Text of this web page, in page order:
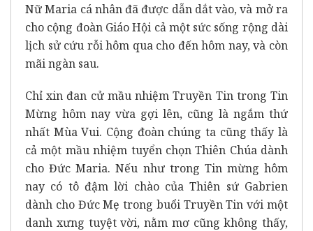
Nữ Maria cá nhân đã được dẫn dắt vào, và mở ra
cho cộng đoàn Giáo Hội cả một sức sống rộng dài
lịch sử cứu rỗi hôm qua cho đến hôm nay, và còn
mãi ngàn sau.
Chỉ xin đan cử mầu nhiệm Truyền Tin trong Tin
Mừng hôm nay vừa gợi lên, cũng là ngắm thứ
nhất Mùa Vui. Cộng đoàn chúng ta cũng thấy là
cả một mầu nhiệm tuyển chọn Thiên Chúa dành
cho Đức Maria. Nếu như trong Tin mừng hôm
nay có tô đậm lời chào của Thiên sứ Gabrien
dành cho Đức Mẹ trong buổi Truyền Tin với một
danh xưng tuyệt vời, nằm mơ cũng không thấy,